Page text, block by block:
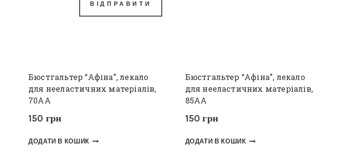
Бюстгальтер “Афіна”, лекало
для нееластичних матеріалів,
70АА
150 грн
ДОДАТИ В КОШИК
Бюстгальтер “Афіна”, лекало
для нееластичних матеріалів,
85АА
150грн
ДОДАТИ В КОШИК